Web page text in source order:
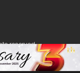
reserved.